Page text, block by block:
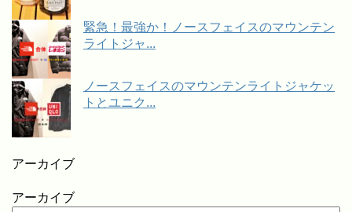
緊急！最強か！ノースフェイスのマウンテン
ライトジャ...
ノースフェイスのマウンテンライトジャケッ
トとユニク...
アーカイブ
アーカイブ